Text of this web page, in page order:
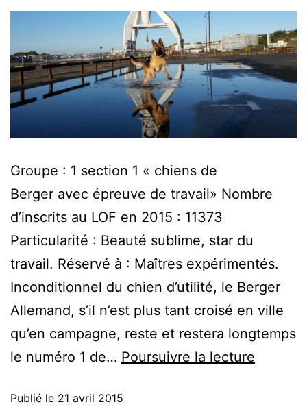
Groupe : 1 section 1 « chiens de
Berger avec épreuve de travail» Nombre
d’inscrits au LOF en 2015 : 11373
Particularité : Beauté sublime, star du
travail. Réservé à : Maîtres expérimentés.
Inconditionnel du chien d’utilité, le Berger
Allemand, s’il n’est plus tant croisé en ville
qu’en campagne, reste et restera longtemps
le numéro 1 de… Poursuivre la lecture
Publié le 21 avril 2015